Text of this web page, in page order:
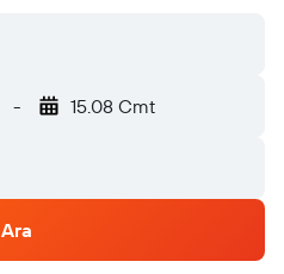
- 15.08 Cmt
Ara